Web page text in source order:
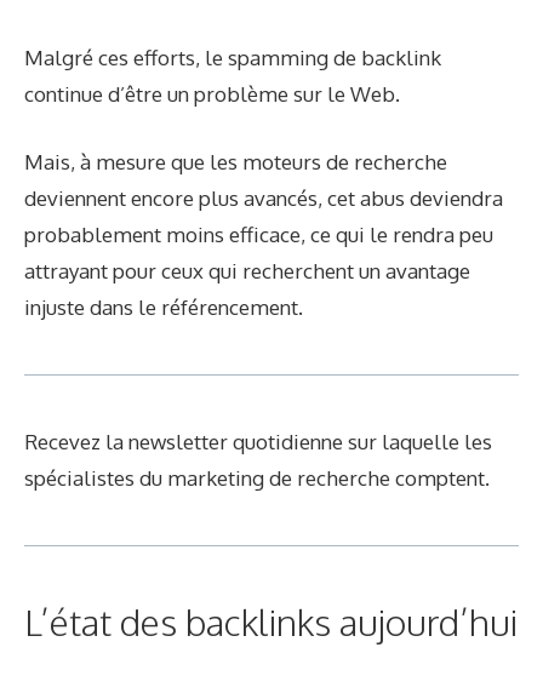
Malgré ces efforts, le spamming de backlink
continue d’être un problème sur le Web.
Mais, à mesure que les moteurs de recherche
deviennent encore plus avancés, cet abus deviendra
probablement moins efficace, ce qui le rendra peu
attrayant pour ceux qui recherchent un avantage
injuste dans le référencement.
Recevez la newsletter quotidienne sur laquelle les
spécialistes du marketing de recherche comptent.
L’état des backlinks aujourd’hui